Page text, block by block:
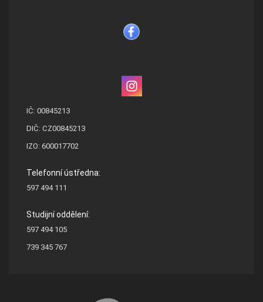
IČ: 00845213
DIČ: CZ00845213
IZO: 600017702
Telefonní ústředna:
597 494 111
Studijní oddělení:
597 494 105
739 345 767